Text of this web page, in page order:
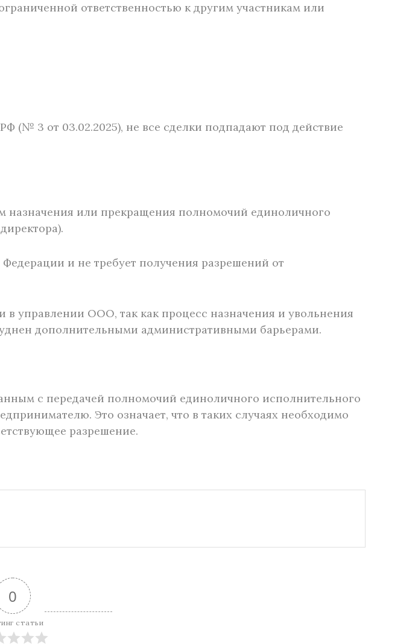
ответственностью к другим участникам или
(№ 3 от 03.02.2025), не все сделки подпадают под действие
назначения или прекращения полномочий единоличного
и не требует получения разрешений от
в управлении ООО, так как процесс назначения и увольнения
дополнительными административными барьерами.
с передачей полномочий единоличного исполнительного
Это означает, что в таких случаях необходимо
разрешение.
0
статьи